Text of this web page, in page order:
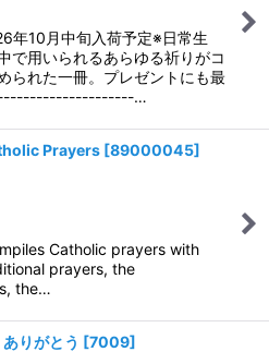
年10月中旬入荷予定※日常生
で用いられるあらゆる祈りがコ
られた一冊。プレゼントにも最
…
Prayers [89000045]
Catholic prayers with
prayers, the
the…
りがとう [7009]